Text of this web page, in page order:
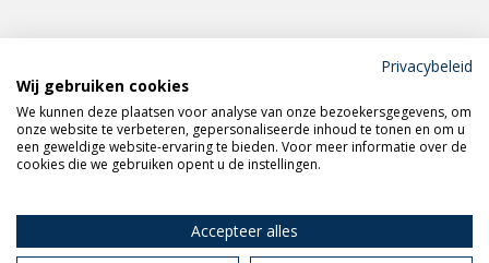
Meld je aan voor de
VERAS nieuwsbrief
Volg VERAS op
Privacybeleid
Wij gebruiken cookies
We kunnen deze plaatsen voor analyse van onze bezoekersgegevens, om
onze website te verbeteren, gepersonaliseerde inhoud te tonen en om u
een geweldige website-ervaring te bieden. Voor meer informatie over de
cookies die we gebruiken opent u de instellingen.
Accepteer alles